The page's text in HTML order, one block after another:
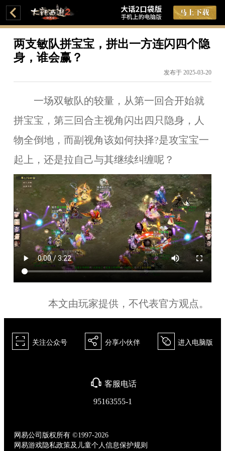
两支敏队拼宝宝，拼出一方连闪四个隐
身，谁会赢？
发布于 2025-03-20
一场双敏队的较量，从第一回合开始就
拼宝宝，第三回合主视角闪出四只隐身，人
物全倒地，而副视角该如何抉择?是攻宝宝一
起上，还是拉自己与其继续纠缠呢？
本文由玩家提供，不代表官方观点。
򰀁 关注公众号 򰀂 分享小伙伴 򰀄 进入电脑版
򰀃 客服电话
95163555-1
网易公司版权所有 ©1997-2026
网易游戏隐私政策及儿童个人信息保护规则